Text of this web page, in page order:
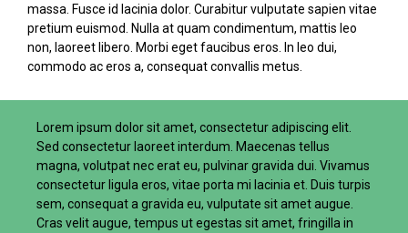
massa. Fusce id lacinia dolor. Curabitur vulputate sapien vitae
pretium euismod. Nulla at quam condimentum, mattis leo
non, laoreet libero. Morbi eget faucibus eros. In leo dui,
commodo ac eros a, consequat convallis metus.
Lorem ipsum dolor sit amet, consectetur adipiscing elit.
Sed consectetur laoreet interdum. Maecenas tellus
magna, volutpat nec erat eu, pulvinar gravida dui. Vivamus
consectetur ligula eros, vitae porta mi lacinia et. Duis turpis
sem, consequat a gravida eu, vulputate sit amet augue.
Cras velit augue, tempus ut egestas sit amet, fringilla in